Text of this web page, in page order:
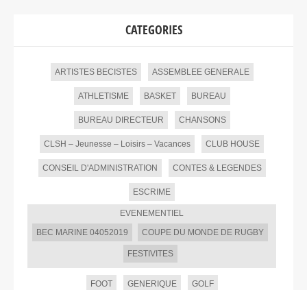
CATEGORIES
ARTISTES BECISTES ASSEMBLEE GENERALE
ATHLETISME BASKET BUREAU
BUREAU DIRECTEUR CHANSONS
CLSH – Jeunesse – Loisirs – Vacances CLUB HOUSE
CONSEIL D'ADMINISTRATION CONTES & LEGENDES
ESCRIME
EVENEMENTIEL
BEC MARINE 04052019
COUPE DU MONDE DE RUGBY
FESTIVITES
FOOT GENERIQUE GOLF